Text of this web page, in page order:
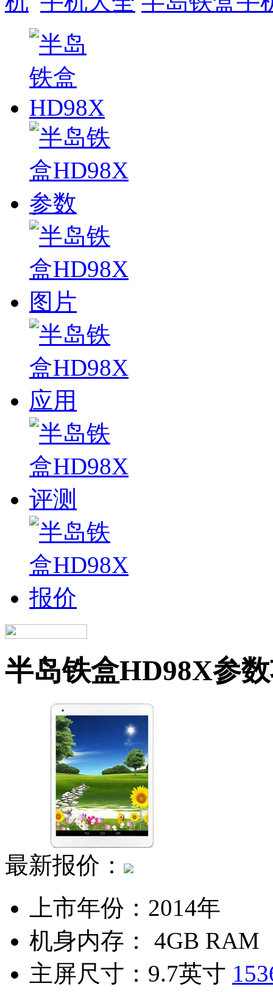
半岛铁盒HD98X参
最新报价：
上市年份： 2014年
机身内存：
4GB RAM
主屏尺寸： 9.7英寸